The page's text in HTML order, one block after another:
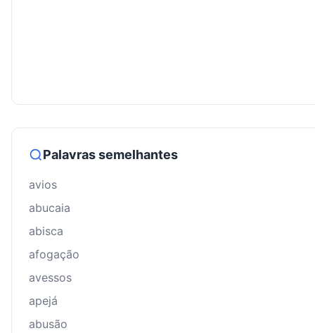
Palavras semelhantes
avios
abucaia
abisca
afogação
avessos
apejá
abusão